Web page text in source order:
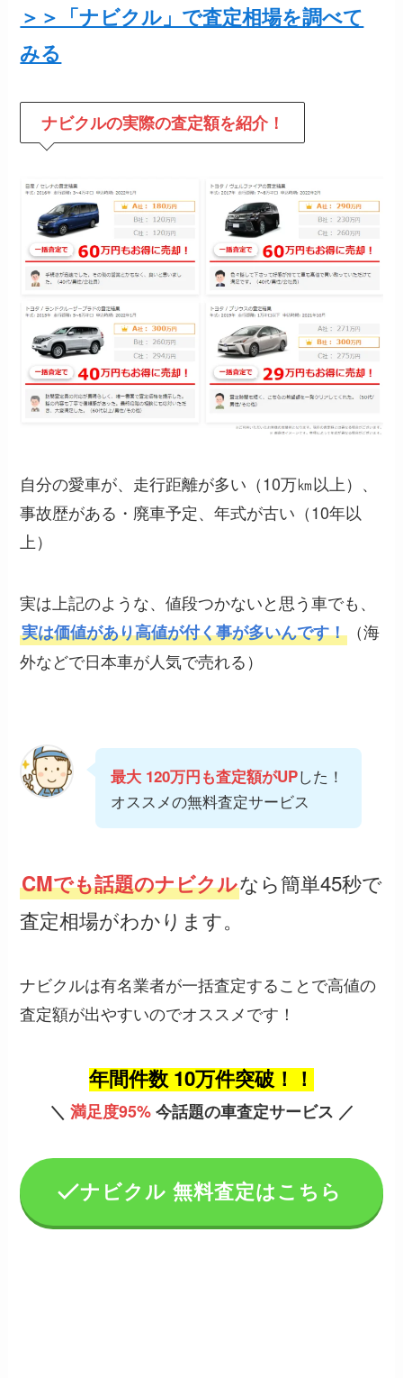
＞＞「ナビクル」で査定相場を調べて
みる
ナビクルの実際の査定額を紹介！
自分の愛車が、走行距離が多い（10万㎞以上）、
事故歴がある・廃車予定、年式が古い（10年以
上）
実は上記のような、値段つかないと思う車でも、
実は価値があり高値が付く事が多いんです！ （海
外などで日本車が人気で売れる）
最大 120万円も査定額がUPした！
オススメの無料査定サービス
CMでも話題のナビクルなら簡単45秒で
査定相場がわかります。
ナビクルは有名業者が一括査定することで高値の
査定額が出やすいのでオススメです！
年間件数 10万件突破！！
＼ 満足度95%今話題の車査定サービス ／
ナビクル 無料査定はこちら